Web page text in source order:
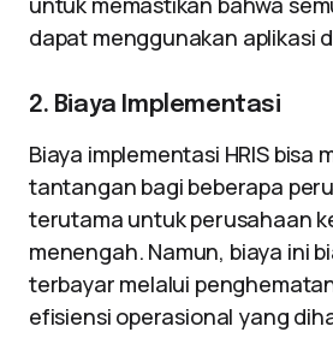
dapat menggunakan aplikasi
2. Biaya Implementasi
Biaya implementasi HRIS bisa
tantangan bagi beberapa
terutama untuk perusahaan
menengah. Namun, biaya ini
terbayar melalui
efisiensi operasional yang